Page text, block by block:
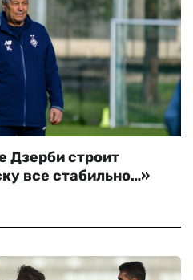
Дзерби строит
все стабильно…»